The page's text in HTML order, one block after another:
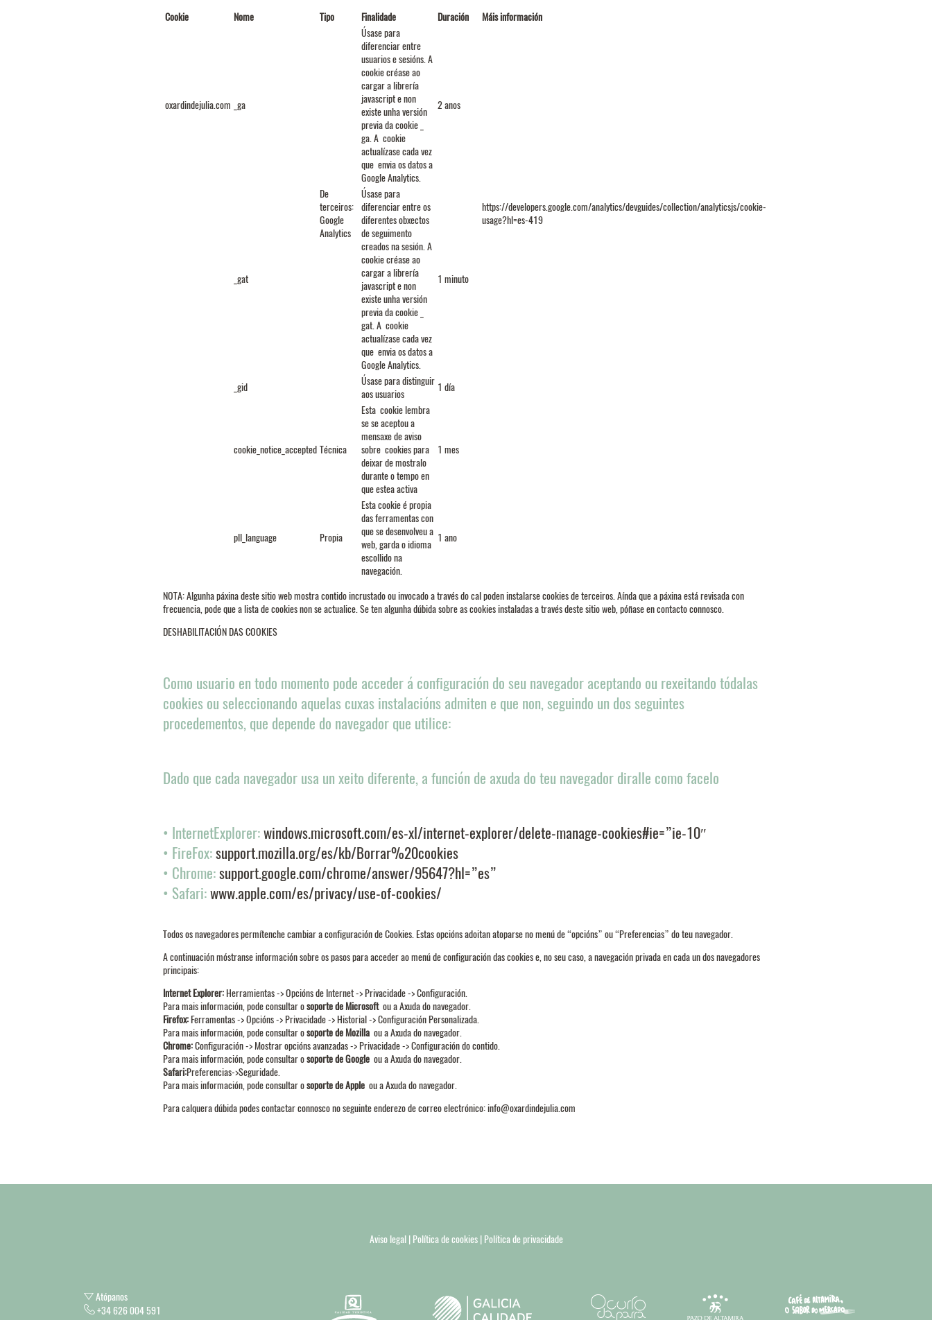
Cookie
Nome Tipo Finalidade Duración Máis información
oxardindejulia.com _ga
De
terceiros:
Google
Analytics
Úsase para
diferenciar entre
usuarios e sesións. A
cookie créase ao
cargar a librería
javascript e non
existe unha versión
previa da cookie _
ga. A cookie
actualízase cada vez
que envia os datos a
Google Analytics.
2 anos
https://developers.google.com/analytics/devguides/collection/analyticsjs/cookie-
usage?hl=es-419
_gat
Úsase para
diferenciar entre os
diferentes obxectos
de seguimento
creados na sesión. A
cookie créase ao
cargar a librería
javascript e non
existe unha versión
previa da cookie _
gat. A cookie
actualízase cada vez
que envia os datos a
Google Analytics.
1 minuto
_gid
Úsase para distinguir
aos usuarios
1 día
cookie_notice_accepted Técnica
Esta cookie lembra
se se aceptou a
mensaxe de aviso
sobre cookies para
deixar de mostralo
durante o tempo en
que estea activa
1 mes
pll_language Propia
Esta cookie é propia
das ferramentas con
que se desenvolveu a
web, garda o idioma
escollido na
navegación.
1 ano
NOTA: Algunha páxina deste sitio web mostra contido incrustado ou invocado a través do cal poden instalarse cookies de terceiros. Aínda que a páxina está revisada con
frecuencia, pode que a lista de cookies non se actualice. Se ten algunha dúbida sobre as cookies instaladas a través deste sitio web, póñase en contacto connosco.
DESHABILITACIÓN DAS COOKIES
Como usuario en todo momento pode acceder á configuración do seu navegador aceptando ou rexeitando tódalas
cookies ou seleccionando aquelas cuxas instalacións admiten e que non, seguindo un dos seguintes
procedementos, que depende do navegador que utilice:
Dado que cada navegador usa un xeito diferente, a función de axuda do teu navegador diralle como facelo
• InternetExplorer:windows.microsoft.com/es-xl/internet-explorer/delete-manage-cookies#ie=”ie-10″
• FireFox:support.mozilla.org/es/kb/Borrar%20cookies
• Chrome:support.google.com/chrome/answer/95647?hl=”es”
• Safari:www.apple.com/es/privacy/use-of-cookies/
Todos os navegadores permítenche cambiar a configuración de Cookies. Estas opcións adoitan atoparse no menú de “opcións” ou “Preferencias” do teu navegador.
A continuación móstranse información sobre os pasos para acceder ao menú de configuración das cookies e, no seu caso, a navegación privada en cada un dos navegadores
principais:
Internet Explorer: Herramientas -> Opcións de Internet -> Privacidade -> Configuración.
Para mais información, pode consultar osoporte de Microsoftou a Axuda do navegador.
Firefox: Ferramentas -> Opcións -> Privacidade -> Historial -> Configuración Personalizada.
Para mais información, pode consultar osoporte de Mozilla ou a Axuda do navegador.
Chrome:Configuración -> Mostrar opcións avanzadas -> Privacidade -> Configuración do contido.
Para mais información, pode consultar osoporte de Google ou a Axuda do navegador.
Safari:Preferencias->Seguridade.
Para mais información, pode consultar osoporte de Apple ou a Axuda do navegador.
Para calquera dúbida podes contactar connosco no seguinte enderezo de correo electrónico:info@oxardindejulia.com
Aviso legal | Política de cookies | Política de privacidade
Atópanos
+34 626 004 591